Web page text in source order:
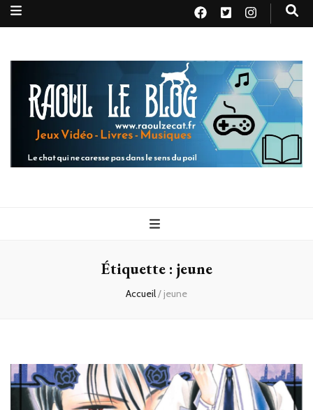
Raoul le
blog
Étiquette : jeune
Accueil/ jeune